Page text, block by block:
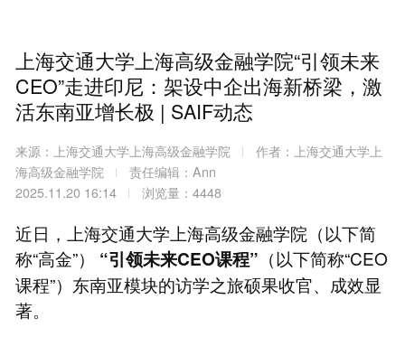
上海交通大学上海高级金融学院“引领未来
CEO”走进印尼：架设中企出海新桥梁，激
活东南亚增长极 | SAIF动态
来源：上海交通大学上海高级金融学院
作者：上海交通大学上
海高级金融学院
责任编辑：Ann
2025.11.20 16:14
浏览量：4448
近日，上海交通大学上海高级金融学院（以下简
称“高金”） “引领未来CEO课程” （以下简称“CEO
课程”）东南亚模块的访学之旅硕果收官、成效显
著。